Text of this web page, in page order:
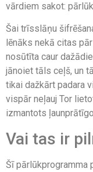
vārdiem sakot:
Šai trīsslāņu
lēnāks nekā citas
nosūtīta caur
jānoiet tāls ceļš, un
tikai dažkārt padara
vispār neļauj Tor
izmantots
Vai tas ir
Šī